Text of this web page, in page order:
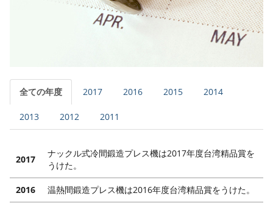
全ての年度 2017 2016 2015 2014
2013 2012 2011
2017
ナックル式冷間鍛造プレス機は2017年度台湾精品賞を
うけた。
2016 温熱間鍛造プレス機は2016年度台湾精品賞をうけた。